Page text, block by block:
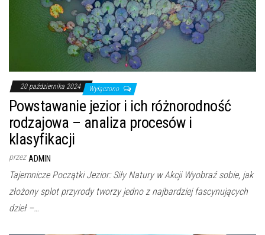
20 października 2024 Wyłączono
Powstawanie jezior i ich różnorodność
rodzajowa – analiza procesów i
klasyfikacji
przez ADMIN
Tajemnicze Początki Jezior: Siły Natury w Akcji Wyobraź sobie, jak
złożony splot przyrody tworzy jedno z najbardziej fascynujących
dzieł –…